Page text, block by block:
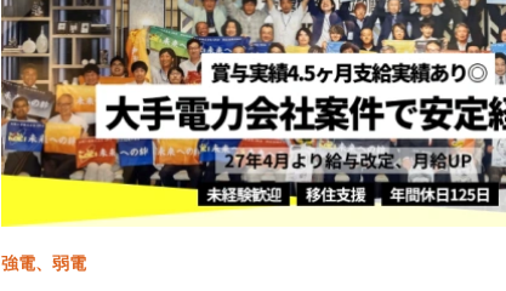
強電、弱電